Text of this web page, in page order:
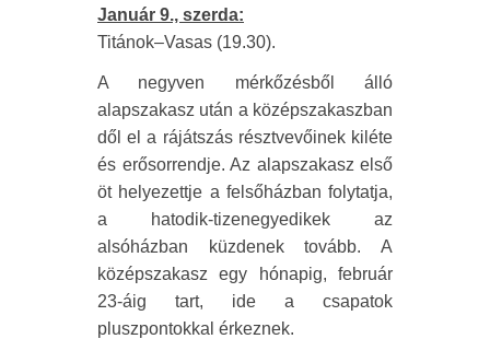
Január 9., szerda:
Titánok–Vasas (19.30).
A negyven mérkőzésből álló
alapszakasz után a középszakaszban
dől el a rájátszás résztvevőinek kiléte
és erősorrendje. Az alapszakasz első
öt helyezettje a felsőházban folytatja,
a hatodik-tizenegyedikek az
alsóházban küzdenek tovább. A
középszakasz egy hónapig, február
23-áig tart, ide a csapatok
pluszpontokkal érkeznek.